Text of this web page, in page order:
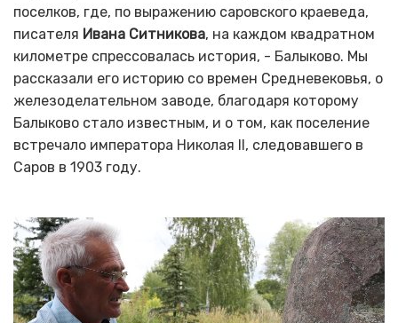
поселков, где, по выражению саровского краеведа,
писателя Ивана Ситникова, на каждом квадратном
километре спрессовалась история, - Балыково. Мы
рассказали его историю со времен Средневековья, о
железоделательном заводе, благодаря которому
Балыково стало известным, и о том, как поселение
встречало императора Николая
, следовавшего в
Саров в 1903 году.